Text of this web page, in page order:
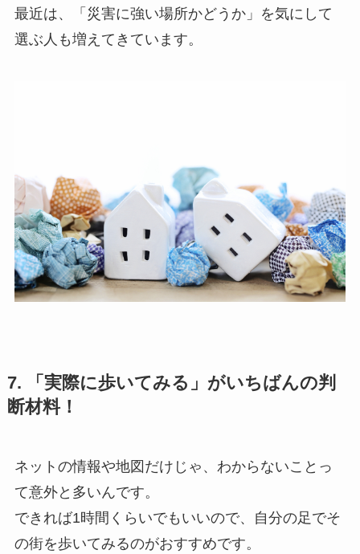
最近は、「災害に強い場所かどうか」を気にして
選ぶ人も増えてきています。
7. 「実際に歩いてみる」がいちばんの判
断材料！
ネットの情報や地図だけじゃ、わからないことっ
て意外と多いんです。
できれば1時間くらいでもいいので、自分の足でそ
の街を歩いてみるのがおすすめです。